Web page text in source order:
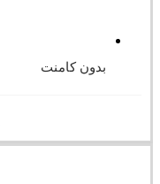
بدون کامنت